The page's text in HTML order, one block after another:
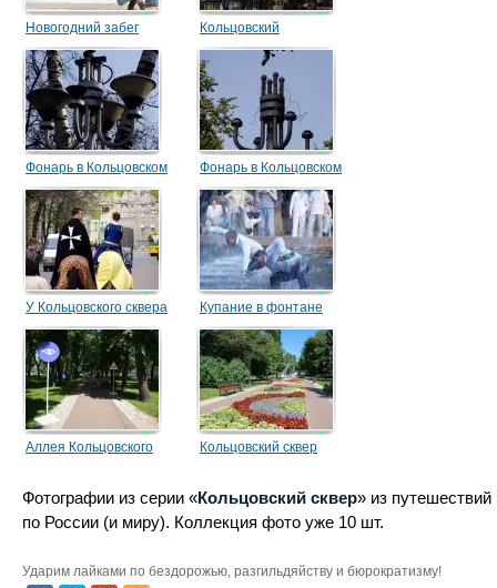
Новогодний забег Кольцовский
Фонарь в Кольцовском
сквере
Фонарь в Кольцовском
сквере 2
У Кольцовского сквера Купание в фонтане
Аллея Кольцовского
Кольцовский сквер
Фотографии из серии «Кольцовский сквер» из путешествий
по России (и миру). Коллекция фото уже 10 шт.
Ударим лайками по бездорожью, разгильдяйству и бюрократизму!